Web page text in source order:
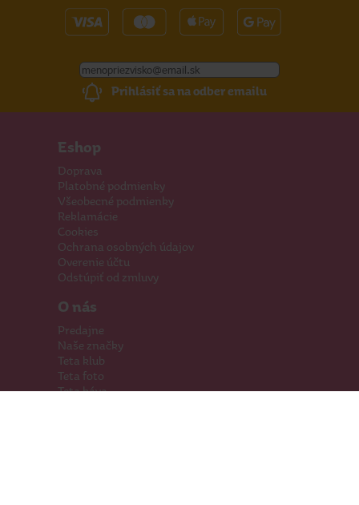
Prihlásiť sa na odber emailu
Eshop
Doprava
Platobné podmienky
Všeobecné podmienky
Reklamácie
Cookies
Ochrana osobných údajov
Overenie účtu
Odstúpiť od zmluvy
O nás
Predajne
Naše značky
Teta klub
Teta foto
Teta káva